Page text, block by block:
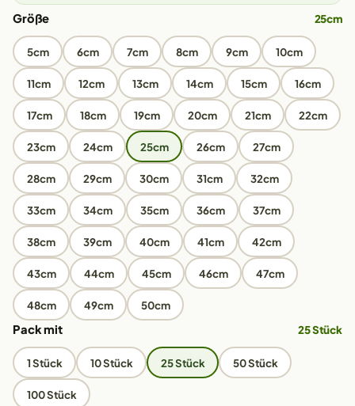
Größe 25cm
5cm 6cm 7cm 8cm 9cm 10cm
11cm 12cm 13cm 14cm 15cm 16cm
17cm 18cm 19cm 20cm 21cm 22cm
23cm 24cm 25cm 26cm 27cm
28cm 29cm 30cm 31cm 32cm
33cm 34cm 35cm 36cm 37cm
38cm 39cm 40cm 41cm 42cm
43cm 44cm 45cm 46cm 47cm
48cm 49cm 50cm
Pack mit 25 Stück
1 Stück 10 Stück 25 Stück 50 Stück
100 Stück